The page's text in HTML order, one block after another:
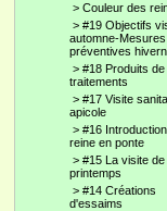
> Couleur des
> #19 Objectifs
automne-Mesures
préventives
> #18 Produits de
traitements
> #17 Visite
apicole
> #16
reine en ponte
> #15 La visite de
printemps
> #14 Créations
d'essaims